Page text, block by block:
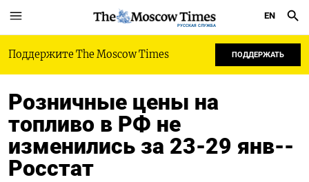
РУССКАЯ СЛУЖБА
EN
Поддержите The Moscow Times ПОДДЕРЖАТЬ
Розничные цены на
топливо в РФ не
изменились за 23-29 янв--
Росстат